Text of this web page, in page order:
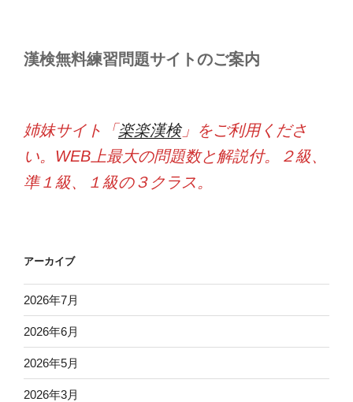
漢検無料練習問題サイトのご案内
姉妹サイト「楽楽漢検」をご利用くださ
い。WEB上最大の問題数と解説付。２級、
準１級、１級の３クラス。
アーカイブ
2026年7月
2026年6月
2026年5月
2026年3月